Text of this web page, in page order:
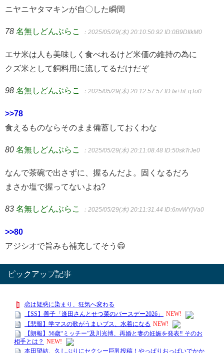
ニヤニヤタマキンが自〇した瞬間
78 名無しどんぶらこ ：2025/05/29(木) 20:10:50.92 ID:0B9DIlkM0
エサ米は人も美味しく食べれるけど米価の維持の為に
クズ米として飼料用に流してるだけだぞ
98 名無しどんぶらこ ：2025/05/29(木) 20:12:57.57 ID:Ia+hEqTo0
>>78
食えるものならそのまま備蓄しておくわな
80 名無しどんぶらこ ：2025/05/29(木) 20:11:08.48 ID:50skTrJe0
なんで茶碗で出さずに、握るんだよ。固くなるだろ
まさか塩で握ってないよね?
83 名無しどんぶらこ ：2025/05/29(木) 20:11:31.44 ID:6nvWYjVa0
>>80
アジシオで旨みも補充してそう😄
ピックアップ記事